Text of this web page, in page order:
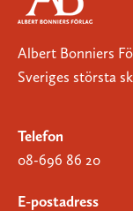
Albert Bonniers
Sveriges största
Telefon
08-696 86 20
E-postadress